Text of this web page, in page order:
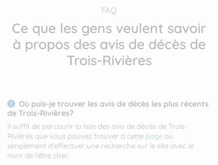
FAQ
Ce que les gens veulent savoir
à propos des avis de décès de
Trois-Rivières
Où puis-je trouver les avis de décès les plus récents
de Trois-Rivières?
Il suffit de parcourir la liste des avis de décès de Trois-
Rivières que vous pouvez trouver à cette page ou
simplement d'effectuer une recherche sur le site avec le
nom de l'être cher.